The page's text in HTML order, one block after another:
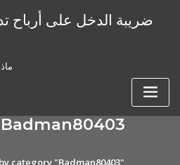
ضريبة الدخل على أرباح